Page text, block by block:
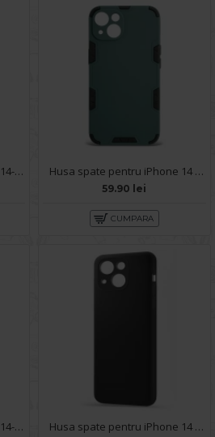
Husa spate pentru iPhone 14- Glace case Negru Husa spate pentru iPhone 14 - Mantis Case Verde Crud / Negru
59.90 lei
CUMPARA
Husa spate pentru iPhone 14- Bozo case Negru Husa spate pentru iPhone 14 - Silicon Line Negru